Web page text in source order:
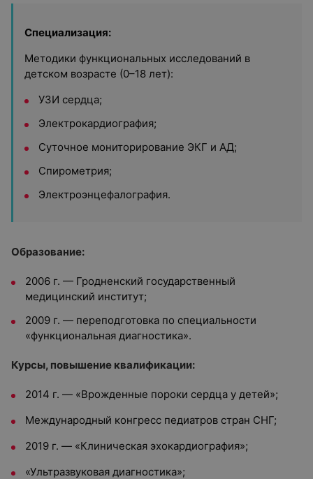
Специализация:
Методики функциональных исследований в
детском возрасте (0–18 лет):
УЗИ сердца;
Электрокардиография;
Суточное мониторирование ЭКГ и АД;
Спирометрия;
Электроэнцефалография.
Образование:
2006 г. — Гродненский государственный
медицинский институт;
2009 г. — переподготовка по специальности
«функциональная диагностика».
Курсы, повышение квалификации:
2014 г. — «Врожденные пороки сердца у детей»;
Международный конгресс педиатров стран СНГ;
2019 г. — «Клиническая эхокардиография»;
«Ультразвуковая диагностика»;